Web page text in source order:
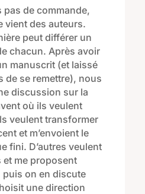
pas de commande,
vient des auteurs.
peut différer un
chacun. Après avoir
manuscrit (et laissé
de se remettre), nous
discussion sur la
où ils veulent
veulent transformer
et m’envoient le
fini. D’autres veulent
et me proposent
on en discute
tune direction